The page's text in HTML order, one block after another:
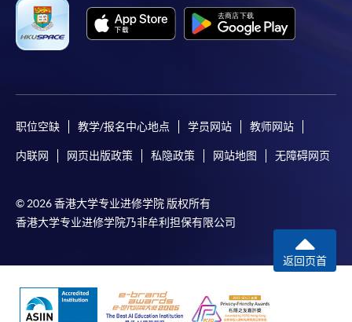
职位空缺 教学/报名中心地点 学员网站 教师网站
内联网 网页出版政策 私隐政策 网站地图 无障碍网页
© 2026 香港大学专业进修学院 版权所有
香港大学专业进修学院乃非牟利担保有限公司
返回页首